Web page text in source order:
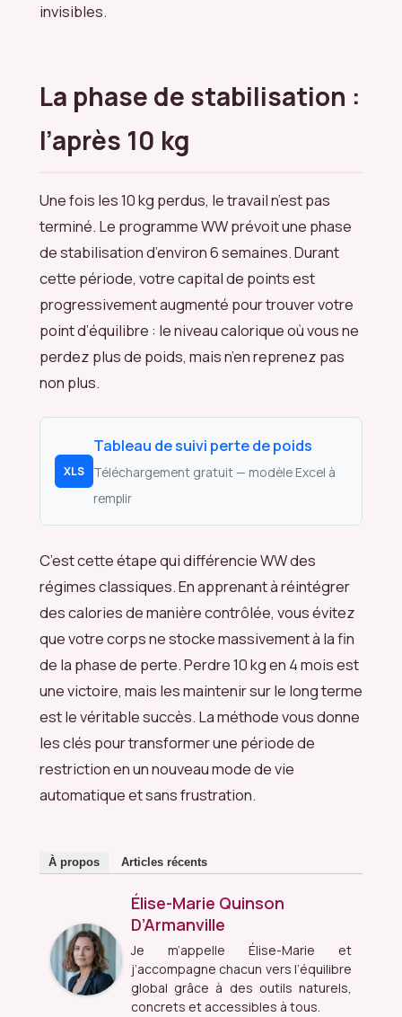
invisibles.
La phase de stabilisation :
l’après 10 kg
Une fois les 10 kg perdus, le travail n’est pas
terminé. Le programme WW prévoit une phase
de stabilisation d’environ 6 semaines. Durant
cette période, votre capital de points est
progressivement augmenté pour trouver votre
point d’équilibre : le niveau calorique où vous ne
perdez plus de poids, mais n’en reprenez pas
non plus.
XLS
Tableau de suivi perte de poids
Téléchargement gratuit — modèle Excel à
remplir
C’est cette étape qui différencie WW des
régimes classiques. En apprenant à réintégrer
des calories de manière contrôlée, vous évitez
que votre corps ne stocke massivement à la fin
de la phase de perte. Perdre 10 kg en 4 mois est
une victoire, mais les maintenir sur le long terme
est le véritable succès. La méthode vous donne
les clés pour transformer une période de
restriction en un nouveau mode de vie
automatique et sans frustration.
À propos Articles récents
Élise-Marie Quinson
D’Armanville
Je m’appelle Élise-Marie et
j’accompagne chacun vers l’équilibre
global grâce à des outils naturels,
concrets et accessibles à tous.